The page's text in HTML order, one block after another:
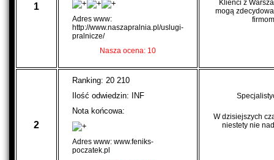
1
Adres www:
http://www.naszapralnia.pl/uslugi-
pralnicze/
Nasza ocena: 10
Klienci z
mogą
2
Ranking: 20 210
Ilość odwiedzin: INF
Nota końcowa:
Adres www: www.feniks-
poczatek.pl
W dzisiejszych
niestety nie